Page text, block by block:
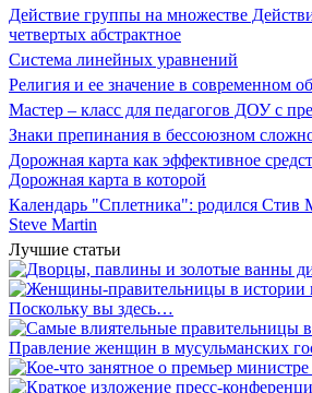
Действие группы на множестве
четвертых абстрактное
Система линейных уравнений
Религия и ее значение в современном
Мастер – класс для педагогов ДОУ с
Знаки препинания в бессоюзном
Дорожная карта как эффективное
Дорожная карта в которой
Календарь "Сплетника": родился Стив
Steve Martin
Лучшие статьи